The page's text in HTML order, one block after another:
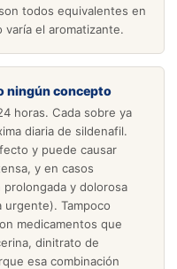
todos equivalentes en
el aromatizante.
ningún concepto
horas. Cada sobre ya
diaria de sildenafil.
y puede causar
y en casos
y dolorosa
Tampoco
medicamentos que
dinitrato de
esa combinación